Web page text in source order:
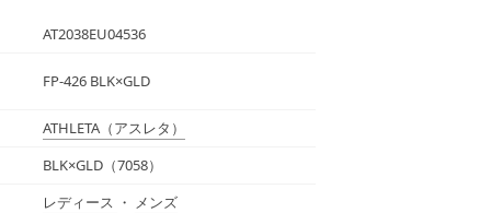
AT2038EU04536
FP-426 BLK×GLD
ATHLETA （アスレタ）
BLK×GLD（7058）
レディース ・ メンズ